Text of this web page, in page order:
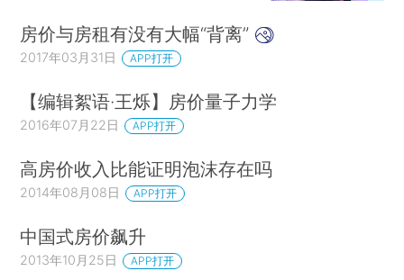
房价与房租有没有大幅“背离”
2017年03月31日 APP打开
【编辑絮语·王烁】房价量子力学
2016年07月22日 APP打开
高房价收入比能证明泡沫存在吗
2014年08月08日 APP打开
中国式房价飙升
2013年10月25日 APP打开